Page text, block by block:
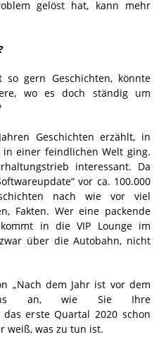
gelöst hat, kann mehr
gern Geschichten, könnte
wo es doch ständig um
Geschichten erzählt, in
einer feindlichen Welt ging.
interessant. Da
vor ca. 100.000
nach wie vor viel
Fakten. Wer eine packende
in die VIP Lounge im
über die Autobahn, nicht
„Nach dem Jahr ist vor dem
an, wie Sie Ihre
erste Quartal 2020 schon
weiß, was zu tun ist.